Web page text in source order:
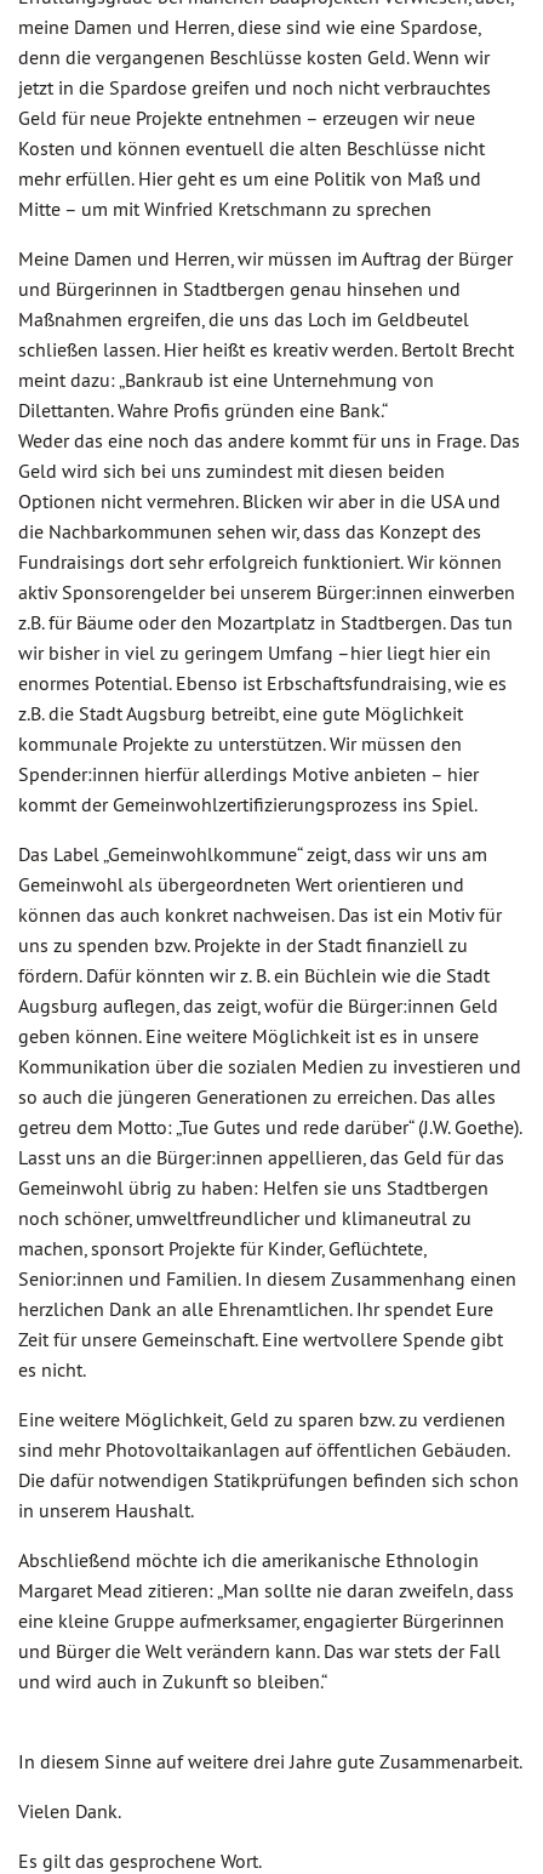
meine Damen und Herren, diese sind wie eine Spardose,
denn die vergangenen Beschlüsse kosten Geld. Wenn wir
jetzt in die Spardose greifen und noch nicht verbrauchtes
Geld für neue Projekte entnehmen – erzeugen wir neue
Kosten und können eventuell die alten Beschlüsse nicht
mehr erfüllen. Hier geht es um eine Politik von Maß und
Mitte – um mit Winfried Kretschmann zu sprechen
Meine Damen und Herren, wir müssen im Auftrag der Bürger
und Bürgerinnen in Stadtbergen genau hinsehen und
Maßnahmen ergreifen, die uns das Loch im Geldbeutel
schließen lassen. Hier heißt es kreativ werden. Bertolt Brecht
meint dazu: „Bankraub ist eine Unternehmung von
Dilettanten. Wahre Profis gründen eine Bank.“
Weder das eine noch das andere kommt für uns in Frage. Das
Geld wird sich bei uns zumindest mit diesen beiden
Optionen nicht vermehren. Blicken wir aber in die USA und
die Nachbarkommunen sehen wir, dass das Konzept des
Fundraisings dort sehr erfolgreich funktioniert. Wir können
aktiv Sponsorengelder bei unserem Bürger:innen einwerben
z.B. für Bäume oder den Mozartplatz in Stadtbergen. Das tun
wir bisher in viel zu geringem Umfang –hier liegt hier ein
enormes Potential. Ebenso ist Erbschaftsfundraising, wie es
z.B. die Stadt Augsburg betreibt, eine gute Möglichkeit
kommunale Projekte zu unterstützen. Wir müssen den
Spender:innen hierfür allerdings Motive anbieten – hier
kommt der Gemeinwohlzertifizierungsprozess ins Spiel.
Das Label „Gemeinwohlkommune“ zeigt, dass wir uns am
Gemeinwohl als übergeordneten Wert orientieren und
können das auch konkret nachweisen. Das ist ein Motiv für
uns zu spenden bzw. Projekte in der Stadt finanziell zu
fördern. Dafür könnten wir z. B. ein Büchlein wie die Stadt
Augsburg auflegen, das zeigt, wofür die Bürger:innen Geld
geben können. Eine weitere Möglichkeit ist es in unsere
Kommunikation über die sozialen Medien zu investieren und
so auch die jüngeren Generationen zu erreichen. Das alles
getreu dem Motto: „Tue Gutes und rede darüber“ (J.W. Goethe).
Lasst uns an die Bürger:innen appellieren, das Geld für das
Gemeinwohl übrig zu haben: Helfen sie uns Stadtbergen
noch schöner, umweltfreundlicher und klimaneutral zu
machen, sponsort Projekte für Kinder, Geflüchtete,
Senior:innen und Familien. In diesem Zusammenhang einen
herzlichen Dank an alle Ehrenamtlichen. Ihr spendet Eure
Zeit für unsere Gemeinschaft. Eine wertvollere Spende gibt
es nicht.
Eine weitere Möglichkeit, Geld zu sparen bzw. zu verdienen
sind mehr Photovoltaikanlagen auf öffentlichen Gebäuden.
Die dafür notwendigen Statikprüfungen befinden sich schon
in unserem Haushalt.
Abschließend möchte ich die amerikanische Ethnologin
Margaret Mead zitieren: „Man sollte nie daran zweifeln, dass
eine kleine Gruppe aufmerksamer, engagierter Bürgerinnen
und Bürger die Welt verändern kann. Das war stets der Fall
und wird auch in Zukunft so bleiben.“
In diesem Sinne auf weitere drei Jahre gute Zusammenarbeit.
Vielen Dank.
Es gilt das gesprochene Wort.